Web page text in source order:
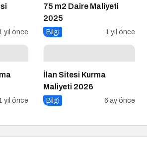
yıl önce
75 m2 Daire Maliyeti
2025
Bilgi 1 yıl önce
yıl önce
İlan Sitesi Kurma
Maliyeti 2026
Bilgi 6 ay önce